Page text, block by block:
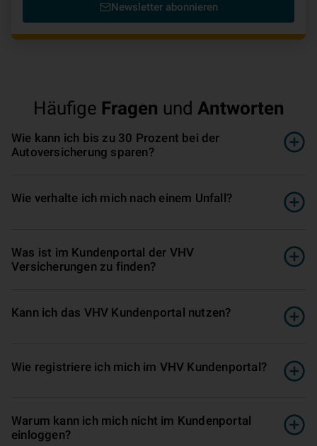
Newsletter abonnieren
Häufige Fragen und Antworten
Wie kann ich bis zu 30 Prozent bei der
Autoversicherung sparen?
Wie verhalte ich mich nach einem Unfall?
Was ist im Kundenportal der VHV
Versicherungen zu finden?
Kann ich das VHV Kundenportal nutzen?
Wie registriere ich mich im VHV Kundenportal?
Warum kann ich mich nicht im Kundenportal
einloggen?